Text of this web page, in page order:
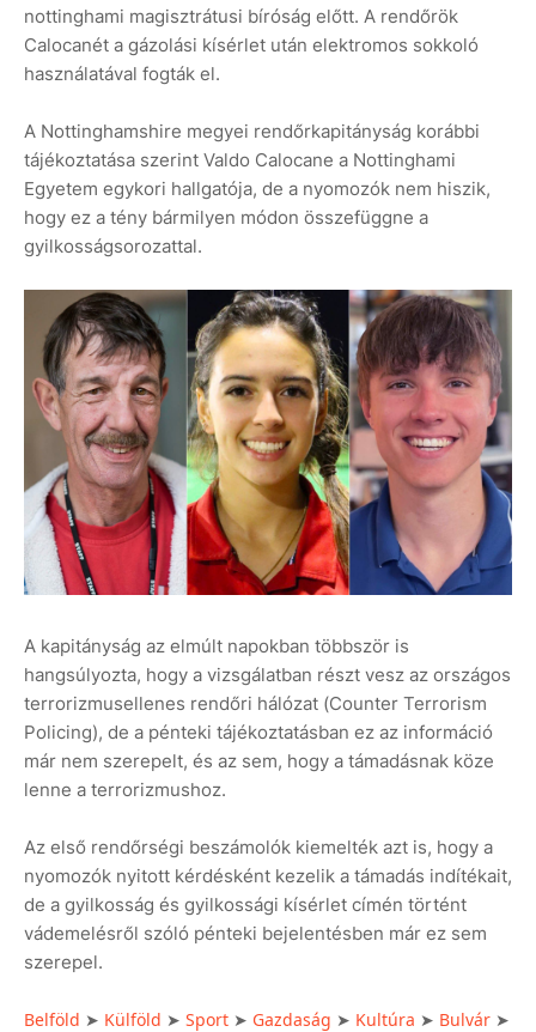
nottinghami magisztrátusi bíróság előtt. A rendőrök
Calocanét a gázolási kísérlet után elektromos sokkoló
használatával fogták el.
A Nottinghamshire megyei rendőrkapitányság korábbi
tájékoztatása szerint Valdo Calocane a Nottinghami
Egyetem egykori hallgatója, de a nyomozók nem hiszik,
hogy ez a tény bármilyen módon összefüggne a
gyilkosságsorozattal.
A kapitányság az elmúlt napokban többször is
hangsúlyozta, hogy a vizsgálatban részt vesz az országos
terrorizmusellenes rendőri hálózat (Counter Terrorism
Policing), de a pénteki tájékoztatásban ez az információ
már nem szerepelt, és az sem, hogy a támadásnak köze
lenne a terrorizmushoz.
Az első rendőrségi beszámolók kiemelték azt is, hogy a
nyomozók nyitott kérdésként kezelik a támadás indítékait,
de a gyilkosság és gyilkossági kísérlet címén történt
vádemelésről szóló pénteki bejelentésben már ez sem
szerepel.
Belföld ➤ Külföld ➤ Sport ➤ Gazdaság ➤ Kultúra ➤ Bulvár ➤